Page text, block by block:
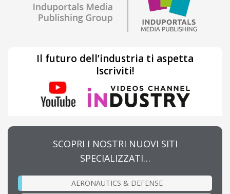
Il futuro dell’industria ti aspetta
Iscriviti!
SCOPRI I NOSTRI NUOVI SITI
SPECIALIZZATI…
AERONAUTICS & DEFENSE